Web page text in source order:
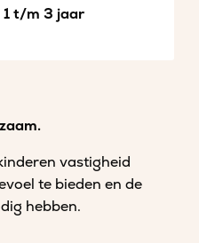
1 t/m 3 jaar
vastigheid
te bieden en de
hebben.